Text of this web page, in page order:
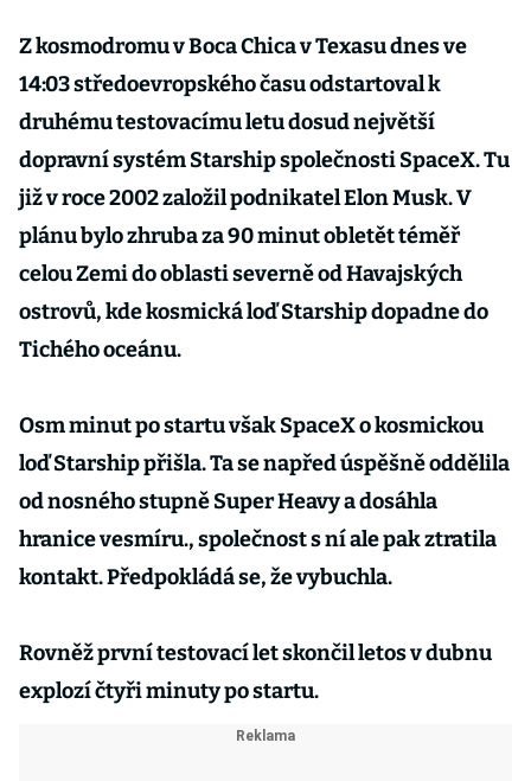
Z kosmodromu v Boca Chica v Texasu dnes ve
14:03 středoevropského času odstartoval k
druhému testovacímu letu dosud největší
dopravní systém Starship společnosti SpaceX. Tu
již v roce 2002 založil podnikatel Elon Musk. V
plánu bylo zhruba za 90 minut obletět téměř
celou Zemi do oblasti severně od Havajských
ostrovů, kde kosmická loď Starship dopadne do
Tichého oceánu.
Osm minut po startu však SpaceX o kosmickou
loď Starship přišla. Ta se napřed úspěšně oddělila
od nosného stupně Super Heavy a dosáhla
hranice vesmíru., společnost s ní ale pak ztratila
kontakt. Předpokládá se, že vybuchla.
Rovněž první testovací let skončil letos v dubnu
explozí čtyři minuty po startu.